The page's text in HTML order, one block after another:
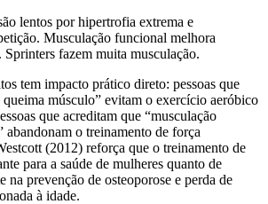
lentos por hipertrofia extrema e
Musculação funcional melhora
fazem muita musculação.
tem impacto prático direto: pessoas que
músculo” evitam o exercício aeróbico
que acreditam que “musculação
abandonam o treinamento de força
(2012) reforça que o treinamento de
para a saúde de mulheres quanto de
na prevenção de osteoporose e perda de
à idade.